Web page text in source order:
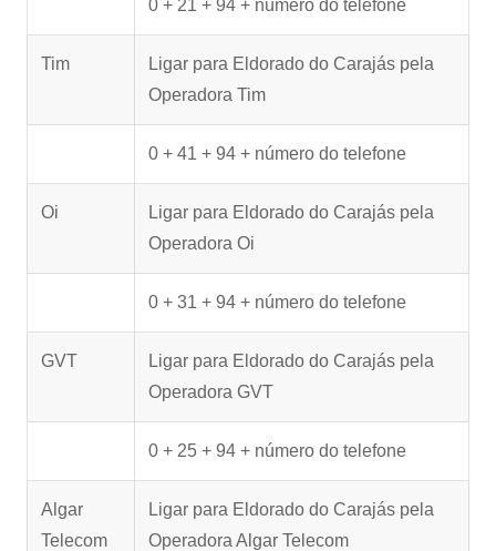
0 + 21 + 94 + número do telefone
Tim
Ligar para Eldorado do Carajás pela
Operadora Tim
0 + 41 + 94 + número do telefone
Oi
Ligar para Eldorado do Carajás pela
Operadora Oi
0 + 31 + 94 + número do telefone
GVT
Ligar para Eldorado do Carajás pela
Operadora GVT
0 + 25 + 94 + número do telefone
Algar
Telecom
Ligar para Eldorado do Carajás pela
Operadora Algar Telecom